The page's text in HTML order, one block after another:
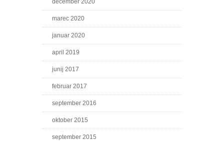
december 2020
marec 2020
januar 2020
april 2019
junij 2017
februar 2017
september 2016
oktober 2015
september 2015